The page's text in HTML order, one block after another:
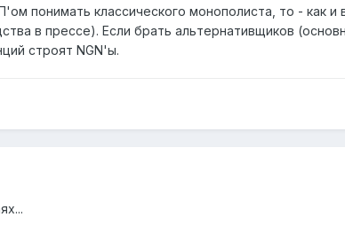
понимать классического монополиста, то - как
в прессе). Если брать альтернативщиков
строят NGN'ы.